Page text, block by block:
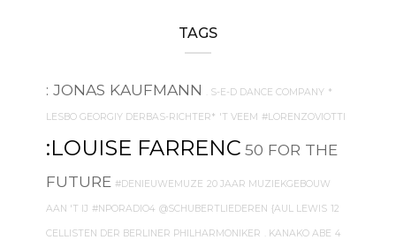
TAGS
: JONAS KAUFMANN . S-E-D DANCE COMPANY *
LESBO GEORGIY DERBAS-RICHTER* 'T VEEM #LORENZOVIOTTI
:LOUISE FARRENC 50 FOR THE
FUTURE #DENIEUWEMUZE 20 JAAR MUZIEKGEBOUW
AAN 'T IJ #NPORADIO4 @SCHUBERTLIEDEREN {AUL LEWIS 12
CELLISTEN DER BERLINER PHILHARMONIKER . KANAKO ABE 4